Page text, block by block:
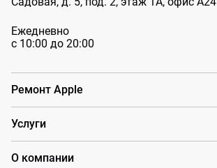
Ежедневно
с 10:00 до 20:00
Ремонт Apple
Услуги
О компании